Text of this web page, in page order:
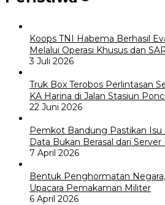
Koops TNI Habema Berhasil
Melalui Operasi Khusus dan
3 Juli 2026
Truk Box Terobos Perlintasan
KA Harina di Jalan Stasiun
22 Juni 2026
Pemkot Bandung Pastikan Isu
Data Bukan Berasal dari Server
7 April 2026
Bentuk Penghormatan
Upacara Pemakaman Militer
6 April 2026